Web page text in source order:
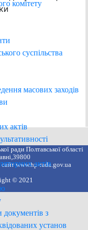
комітету
суспільства
масових заходів
актів
актів
документів з
установ
ради Полтавської області
www.hp-rada.gov.ua
© 2021